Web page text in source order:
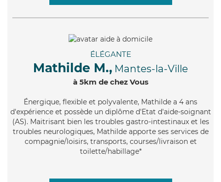
ÉLÉGANTE
Mathilde M., Mantes-la-Ville
à 5km de chez Vous
Énergique, flexible et polyvalente, Mathilde a 4 ans
d'expérience et possède un diplôme d'Etat d'aide-soignant
(AS). Maitrisant bien les troubles gastro-intestinaux et les
troubles neurologiques, Mathilde apporte ses services de
compagnie/loisirs, transports, courses/livraison et
toilette/habillage*